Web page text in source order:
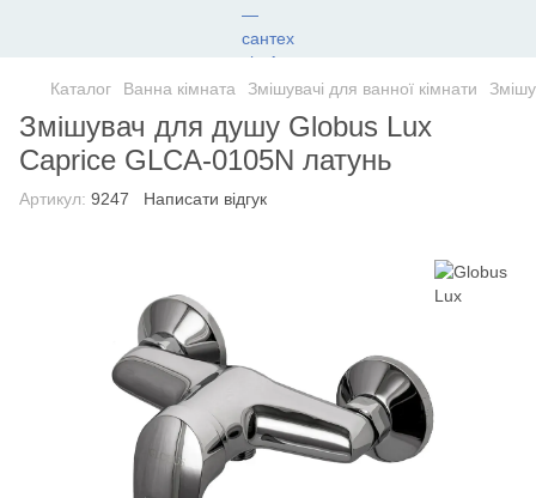
Каталог Ванна кімната Змішувачі для ванної кімнати
Змішувач для душу Globus Lux
Caprice GLCA-0105N латунь
Артикул: 9247 Написати відгук